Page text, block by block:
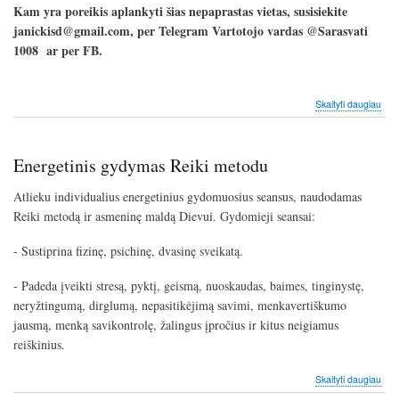
Kam yra poreikis aplankyti šias nepaprastas vietas, susisiekite
janickisd@gmail.com, per Telegram Vartotojo vardas @Sarasvati
1008 ar per FB.
Skaityti daugiauapie
Energetinis gydymas Reiki metodu
Atlieku individualius energetinius gydomuosius seansus, naudodamas
Reiki metodą ir asmeninę maldą Dievui. Gydomieji seansai:
- Sustiprina fizinę, psichinę, dvasinę sveikatą.
- Padeda įveikti stresą, pyktį, geismą, nuoskaudas, baimes, tinginystę,
neryžtingumą, dirglumą, nepasitikėjimą savimi, menkavertiškumo
jausmą, menką savikontrolę, žalingus įpročius ir kitus neigiamus
reiškinius.
Skaityti daugiauapie